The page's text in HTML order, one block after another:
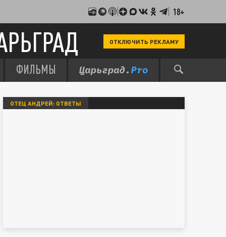
18+
ОТКЛЮЧИТЬ РЕКЛАМУ
ФИЛЬМЫ
ОТЕЦ АНДРЕЙ: ОТВЕТЫ